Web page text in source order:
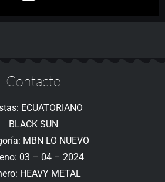
Contacto
ECUATORIANO
BLACK SUN
MBN LO NUEVO
03 – 04 – 2024
HEAVY METAL